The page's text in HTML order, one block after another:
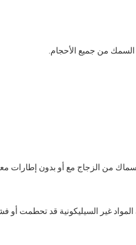
من الزجاج مع أو بدون إطارات
غير السيليكونية قد تحطمت أو